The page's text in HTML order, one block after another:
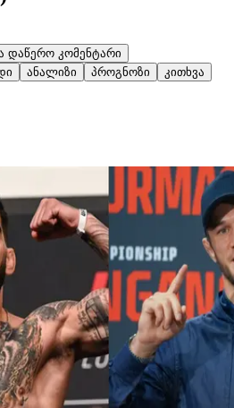
დაწერო კომენტარი
ანალიზი პროგნოზი კითხვა